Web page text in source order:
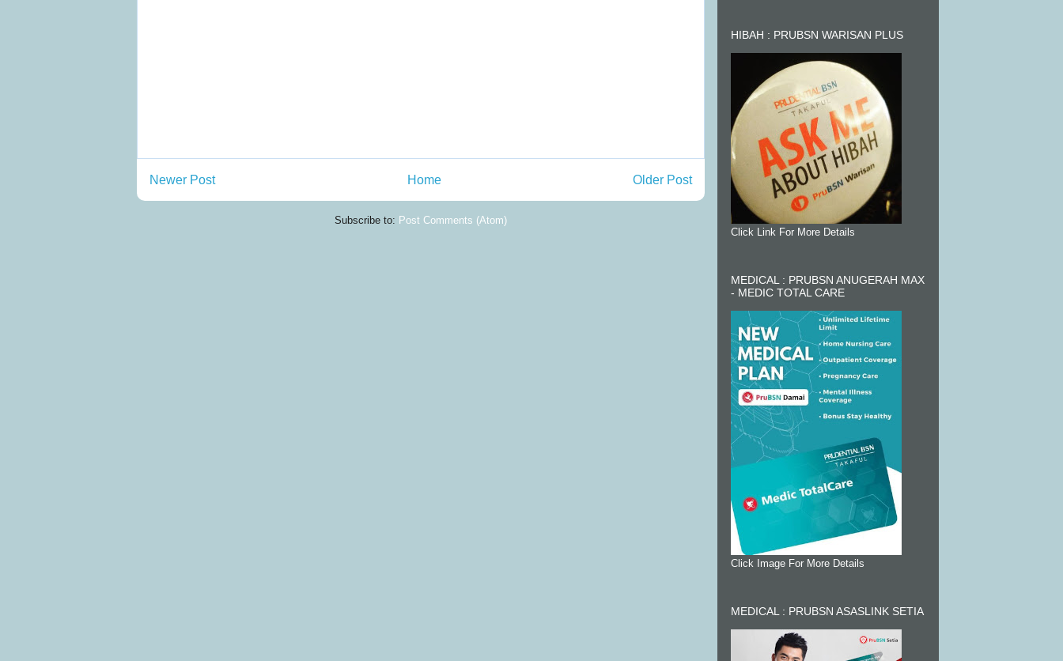
Newer Post Older Post
Home
Subscribe to: Post Comments (Atom)
HIBAH : PRUBSN WARISAN PLUS
Click Link For More Details
MEDICAL : PRUBSN ANUGERAH MAX
- MEDIC TOTAL CARE
Click Image For More Details
MEDICAL : PRUBSN ASASLINK SETIA